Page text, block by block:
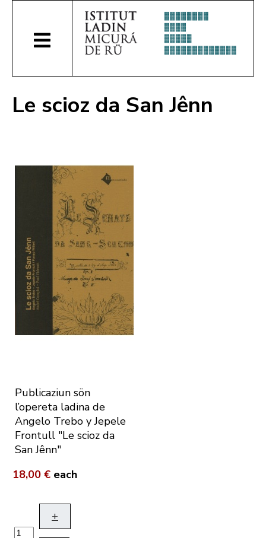
Le scioz da San Jênn
Publicaziun sön
l’opereta ladina de
Angelo Trebo y Jepele
Frontull "Le scioz da
San Jênn"
18,00 € each
+